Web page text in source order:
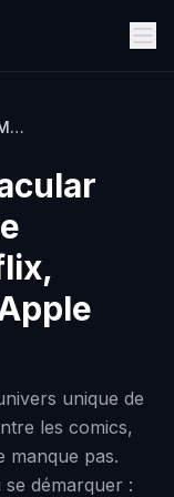
The Spectacular Spider-Man
unique de
les comics,
manque pas.
démarquer :